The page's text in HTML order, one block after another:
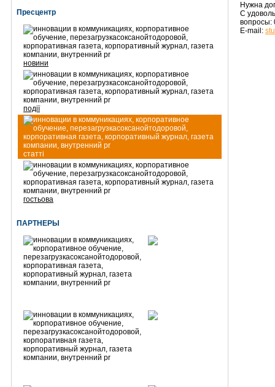
Пресцентр
новини
події
статті
гостьова
ПАРТНЕРЫ
Нужна
С
вопросы:
E-mail: